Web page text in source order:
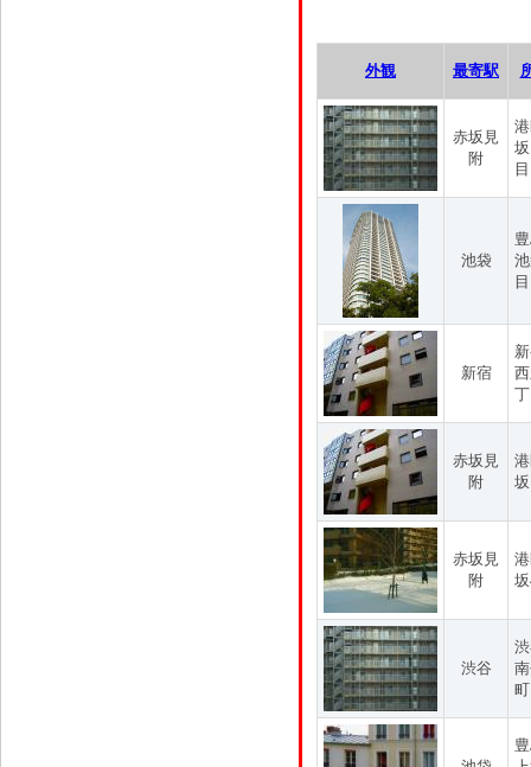
外観 最寄駅
赤坂見
附
目
池袋
目
新宿
赤坂見
附
赤坂見
附
渋谷